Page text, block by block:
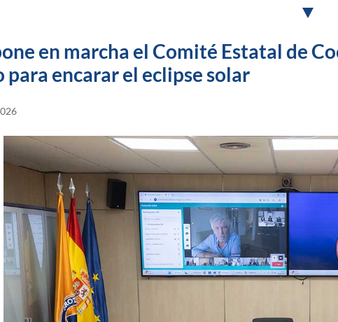
en marcha el Comité Estatal de
para encarar el eclipse solar